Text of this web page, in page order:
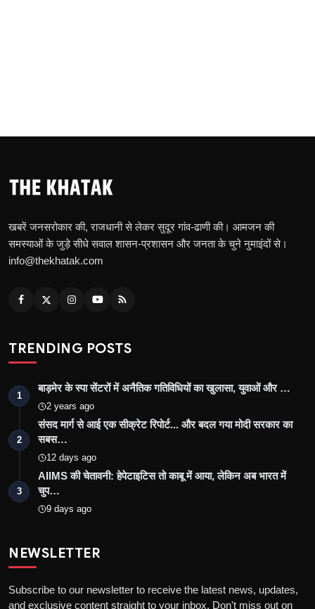
खबरें जनसरोकार की, राजधानी से लेकर सुदूर गांव-ढाणी की। आमजन की
समस्याओं के जुड़े सीधे सवाल शासन-प्रशासन और जनता के चुने नुमाइंदों से।
info@thekhatak.com
TRENDING POSTS
1
बाड़मेर के स्पा सेंटरों में अनैतिक गतिविधियों का खुलासा, युवाओं और …
2 years ago
2
संसद मार्ग से आई एक सीक्रेट रिपोर्ट... और बदल गया मोदी सरकार का
सबस…
12 days ago
3
AIIMS की चेतावनी: हेपेटाइटिस तो काबू में आया, लेकिन अब भारत में
चुप…
9 days ago
NEWSLETTER
Subscribe to our newsletter to receive the latest news, updates,
and exclusive content straight to your inbox. Don't miss out on